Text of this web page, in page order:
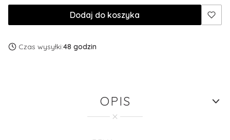
Dodaj do koszyka
Czas wysyłki:48 godzin
OPIS